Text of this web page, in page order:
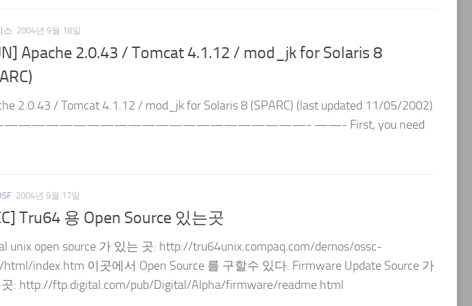
스 2004년 9월 18일
Apache 2.0.43 / Tomcat 4.1.12 / mod_jk for Solaris 8
2.0.43 / Tomcat 4.1.12 / mod_jk for Solaris 8 (SPARC) (last updated 11/05/2002)
——- First, you need
2004년 9월 17일
Tru64 용 Open Source 있는곳
unix open source 가 있는 곳: http://tru64unix.compaq.com/demos/ossc-
index.htm 이곳에서 Open Source 를 구할수 있다. Firmware Update Source 가
: http://ftp.digital.com/pub/Digital/Alpha/firmware/readme.html